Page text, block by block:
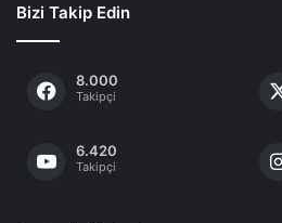
Bizi Takip Edin
8.000
Takipçi
6.420
Takipçi